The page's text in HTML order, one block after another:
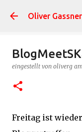
Oliver
eingestellt von oliverg
Freitag ist